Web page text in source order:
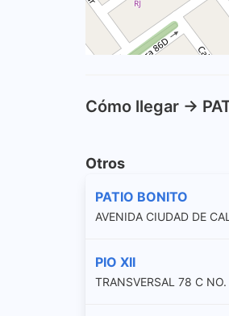
Cómo llegar ->
Otros
PATIO BONITO
AVENIDA CIUDAD DE
PIO XII
TRANSVERSAL 78 C